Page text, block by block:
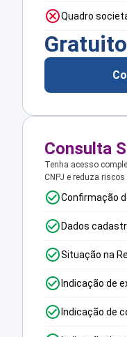
Quadro
Gratuito
Consulta
Tenha acesso
CNPJ e reduza
Confirmação
Dados
Situação na
Indicação de
Indicação de